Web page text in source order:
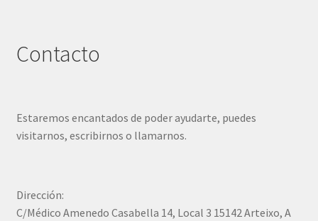
Contacto
Estaremos encantados de poder ayudarte, puedes
visitarnos, escribirnos o llamarnos.
Dirección:
C/Médico Amenedo Casabella 14, Local 3 15142 Arteixo, A